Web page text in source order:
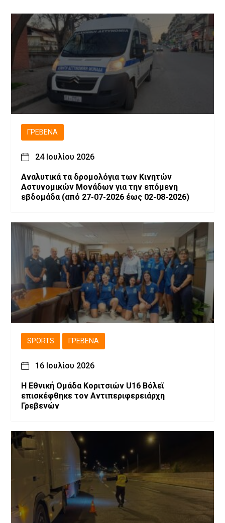
ΓΡΕΒΕΝΆ
24 Ιουλίου 2026
Αναλυτικά τα δρομολόγια των Κινητών
Αστυνομικών Μονάδων για την επόμενη
εβδομάδα (από 27-07-2026 έως 02-08-2026)
SPORTS ΓΡΕΒΕΝΆ
16 Ιουλίου 2026
Η Εθνική Ομάδα Κοριτσιών U16 Βόλεϊ
επισκέφθηκε τον Αντιπεριφερειάρχη
Γρεβενών